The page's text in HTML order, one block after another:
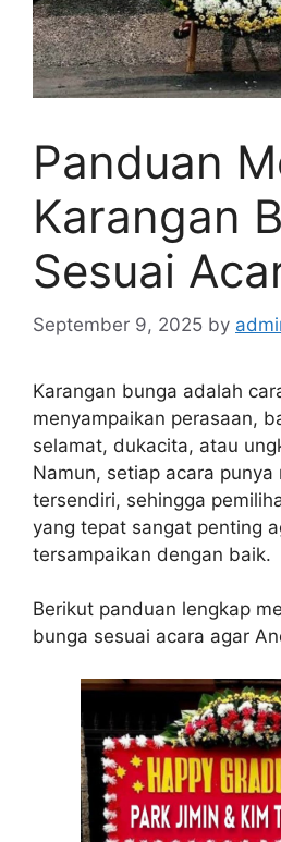
Panduan
Karangan
Sesuai
September 9, 2025 by
Karangan bunga adalah
menyampaikan perasaan,
selamat, dukacita, atau
Namun, setiap acara punya
tersendiri, sehingga
yang tepat sangat penting
tersampaikan dengan baik.
Berikut panduan lengkap
bunga sesuai acara agar